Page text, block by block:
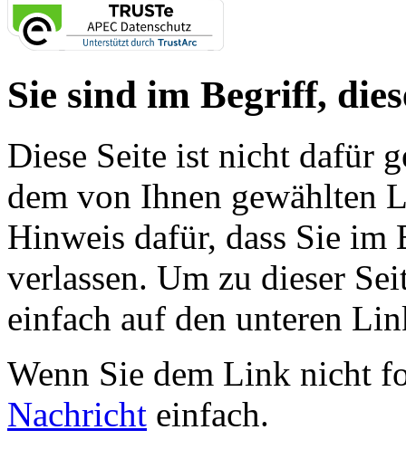
Sie sind im Begriff,
Diese Seite ist nicht dafür
dem von Ihnen gewählten
Hinweis dafür, dass Sie im
verlassen. Um zu dieser
einfach auf den unteren
Wenn Sie dem Link nicht
Nachricht einfach.